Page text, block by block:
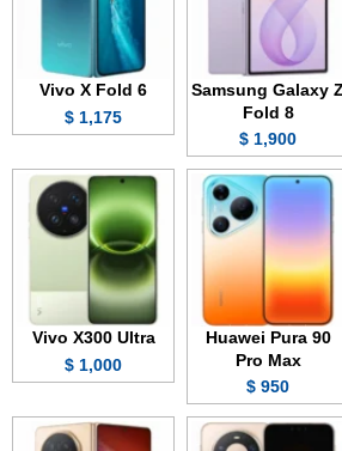
Samsung Galaxy Z
Fold 8
1,900 $
Vivo X Fold 6
1,175 $
Huawei Pura 90
Pro Max
950 $
Vivo X300 Ultra
1,000 $